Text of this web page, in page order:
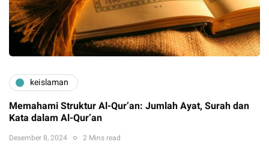
keislaman
Memahami Struktur Al-Qur’an: Jumlah Ayat, Surah dan
Kata dalam Al-Qur’an
Desember 8, 2024 2 Mins read